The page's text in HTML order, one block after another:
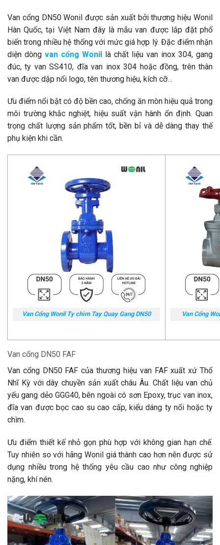
Van cổng DN50 Wonil được sản xuất bởi thương hiệu Wonil
Hàn Quốc, tại Việt Nam đây là mẫu van được lắp đặt phổ
biến trong nhiều hệ thống với mức giá hợp lý. Đặc điểm nhận
diện dòng van cổng Wonil là chất liệu van inox 304, gang
đúc, ty van SS410, đĩa van inox 304 hoặc đồng, trên thân
van được dập nổi logo, tên thương hiệu, kích cỡ…
Ưu điểm nổi bật có độ bền cao, chống ăn mòn hiệu quả trong
môi trường khắc nghiệt, hiệu suất vận hành ổn định. Quan
trọng chất lượng sản phẩm tốt, bền bỉ và dễ dàng thay thế
phụ kiện khi cần.
Van Cổng Wonil Ty chìm Tay Quay Gang DN50 Van Cổng
Van cổng DN50 FAF
Van cổng DN50 FAF của thương hiệu van FAF xuất xứ Thổ
Nhĩ Kỳ với dây chuyền sản xuất châu Âu. Chất liệu van chủ
yếu gang dẻo GGG40, bên ngoài có sơn Epoxy, trục van inox,
đĩa van được bọc cao su cao cấp, kiểu dáng ty nổi hoặc ty
chìm.
Ưu điểm thiết kế nhỏ gọn phù hợp với không gian hạn chế.
Tuy nhiên so với hãng Wonil giá thành cao hơn nên được sử
dụng nhiều trong hệ thống yêu cầu cao như công nghiệp
nặng, khí nén.